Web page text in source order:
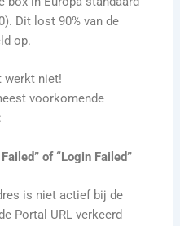
Dit lost 90% van de
op.
werkt niet!
voorkomende
of “Login Failed”
is niet actief bij de
Portal URL verkeerd